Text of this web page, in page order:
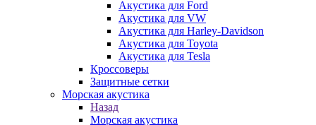
Акустика для Ford
Акустика для VW
Акустика для Harley-Davidson
Акустика для Toyota
Акустика для Tesla
Кроссоверы
Защитные сетки
Морская акустика
Назад
Морская акустика